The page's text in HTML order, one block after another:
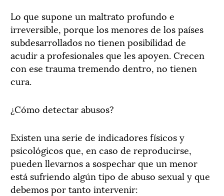
Lo que supone un maltrato profundo e
irreversible, porque los menores de los países
subdesarrollados no tienen posibilidad de
acudir a profesionales que les apoyen. Crecen
con ese trauma tremendo dentro, no tienen
cura.
¿Cómo detectar abusos?
Existen una serie de indicadores físicos y
psicológicos que, en caso de reproducirse,
pueden llevarnos a sospechar que un menor
está sufriendo algún tipo de abuso sexual y que
debemos por tanto intervenir: